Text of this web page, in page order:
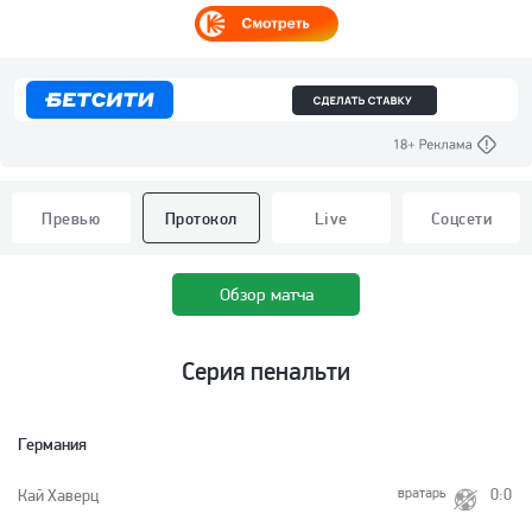
Превью Протокол Live Соцсети
Обзор матча
Серия пенальти
Германия
Кай Хаверц вратарь 0:0